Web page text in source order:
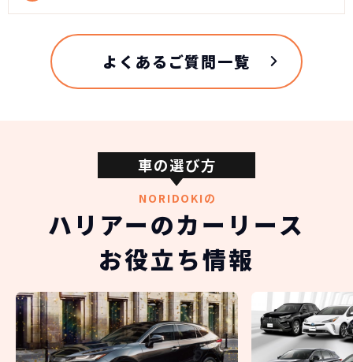
よくあるご質問一覧
車の選び方
NORIDOKIの
ハリアーのカーリース
お役立ち情報